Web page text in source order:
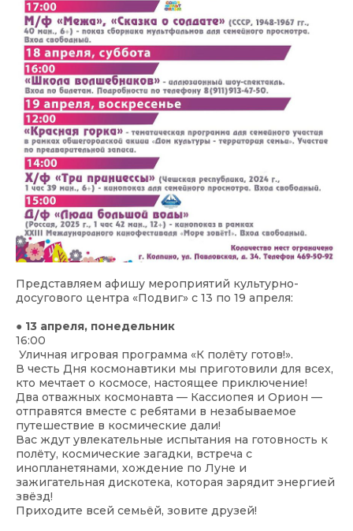
Представляем афишу мероприятий культурно-
досугового центра «Подвиг» с 13 по 19 апреля:
● 13 апреля, понедельник
16:00
Уличная игровая программа «К полёту готов!».
В честь Дня космонавтики мы приготовили для всех,
кто мечтает о космосе, настоящее приключение!
Два отважных космонавта — Кассиопея и Орион —
отправятся вместе с ребятами в незабываемое
путешествие в космические дали!
Вас ждут увлекательные испытания на готовность к
полёту, космические загадки, встреча с
инопланетянами, хождение по Луне и
зажигательная дискотека, которая зарядит энергией
звёзд!
Приходите всей семьёй, зовите друзей!